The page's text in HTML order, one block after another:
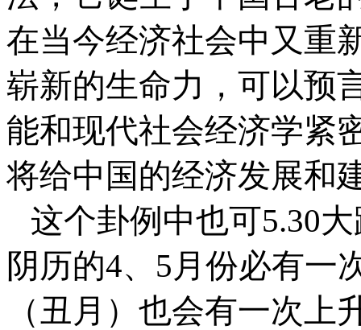
在当今经济社会中又重
崭新的生命力，可以预
能和现代社会经济学紧
将给中国的经济发展和
这个卦例中也可5.30
阴历的4、 5月份必有一
（丑月）也会有一次